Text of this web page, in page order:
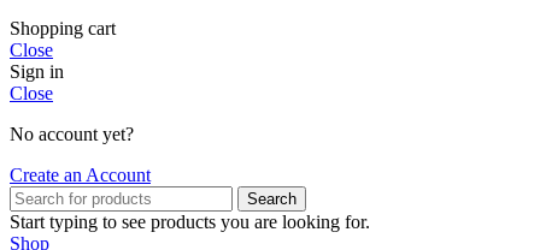
Shopping cart
Close
Sign in
Close
No account yet?
Create an Account
Search
Start typing to see products you are looking for.
Shop